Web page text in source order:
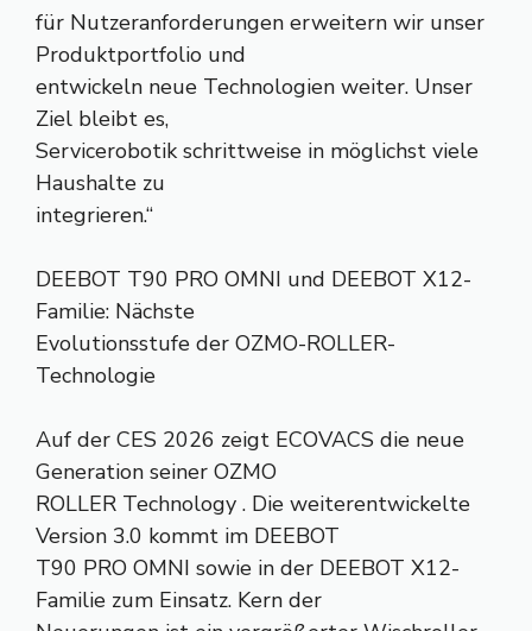
für Nutzeranforderungen erweitern wir unser
Produktportfolio und
entwickeln neue Technologien weiter. Unser
Ziel bleibt es,
Servicerobotik schrittweise in möglichst viele
Haushalte zu
integrieren.“
DEEBOT T90 PRO OMNI und DEEBOT X12-
Familie: Nächste
Evolutionsstufe der OZMO-ROLLER-
Technologie
Auf der CES 2026 zeigt ECOVACS die neue
Generation seiner OZMO
ROLLER Technology . Die weiterentwickelte
Version 3.0 kommt im DEEBOT
T90 PRO OMNI sowie in der DEEBOT X12-
Familie zum Einsatz. Kern der